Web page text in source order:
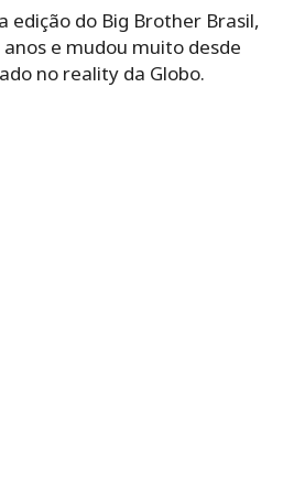
edição do Big Brother Brasil,
e mudou muito desde
no reality da Globo.